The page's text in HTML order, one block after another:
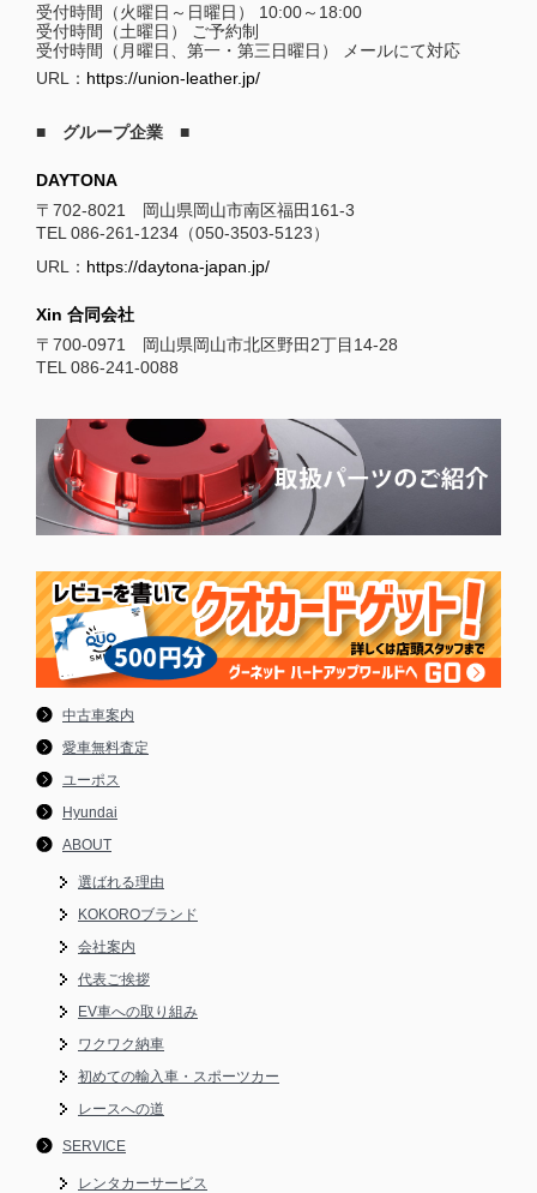
受付時間（火曜日～日曜日） 10:00～18:00
受付時間（土曜日） ご予約制
受付時間（月曜日、第一・第三日曜日） メールにて対応
URL： https://union-leather.jp/
■ グループ企業 ■
DAYTONA
〒702-8021 岡山県岡山市南区福田161-3
TEL 086-261-1234（050-3503-5123）
URL： https://daytona-japan.jp/
Xin 合同会社
〒700-0971 岡山県岡山市北区野田2丁目14-28
TEL 086-241-0088
中古車案内
愛車無料査定
ユーポス
Hyundai
ABOUT
選ばれる理由
KOKOROブランド
会社案内
代表ご挨拶
EV車への取り組み
ワクワク納車
初めての輸入車・スポーツカー
レースへの道
SERVICE
レンタカーサービス